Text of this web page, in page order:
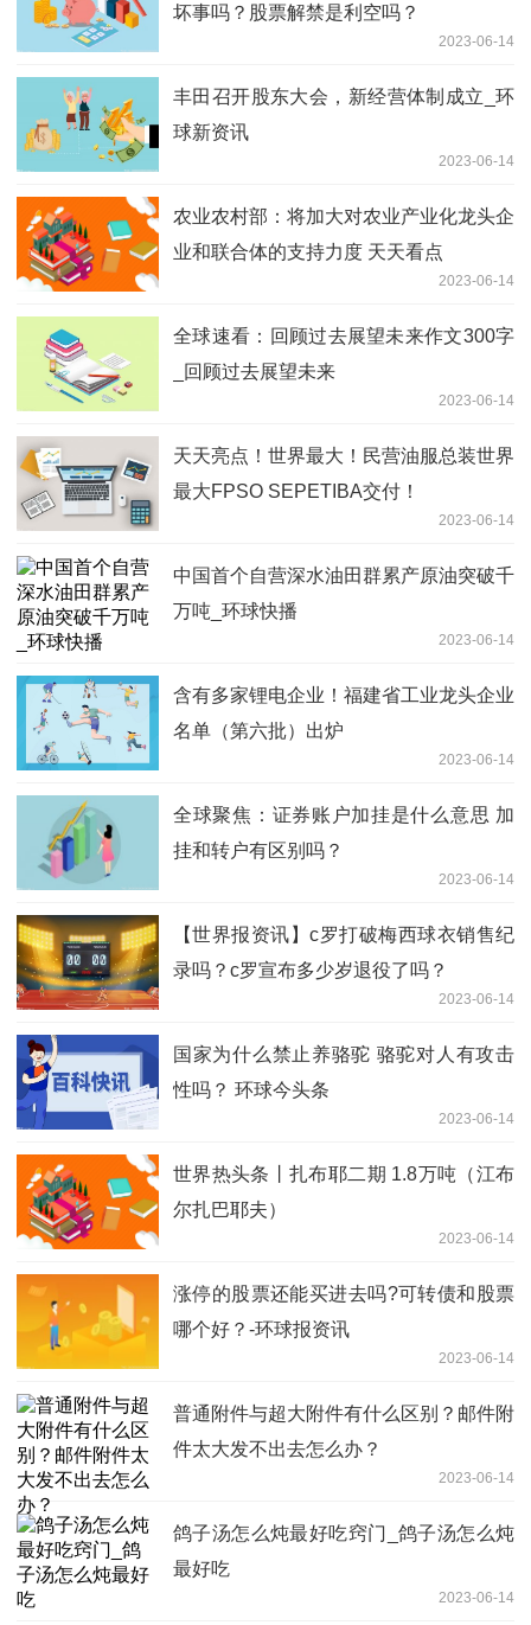
坏事吗？股票解禁是利空吗？
2023-06-14
丰田召开股东大会，新经营体制成立_环
球新资讯
2023-06-14
农业农村部：将加大对农业产业化龙头企
业和联合体的支持力度 天天看点
2023-06-14
全球速看：回顾过去展望未来作文300字
_回顾过去展望未来
2023-06-14
天天亮点！世界最大！民营油服总装世界
最大FPSO SEPETIBA交付！
2023-06-14
中国首个自营深水油田群累产原油突破千
万吨_环球快播
2023-06-14
含有多家锂电企业！福建省工业龙头企业
名单（第六批）出炉
2023-06-14
全球聚焦：证券账户加挂是什么意思 加
挂和转户有区别吗？
2023-06-14
【世界报资讯】c罗打破梅西球衣销售纪
录吗？c罗宣布多少岁退役了吗？
2023-06-14
国家为什么禁止养骆驼 骆驼对人有攻击
性吗？ 环球今头条
2023-06-14
世界热头条丨扎布耶二期 1.8万吨（江布
尔扎巴耶夫）
2023-06-14
涨停的股票还能买进去吗?可转债和股票
哪个好？-环球报资讯
2023-06-14
普通附件与超大附件有什么区别？邮件附
件太大发不出去怎么办？
2023-06-14
鸽子汤怎么炖最好吃窍门_鸽子汤怎么炖
最好吃
2023-06-14